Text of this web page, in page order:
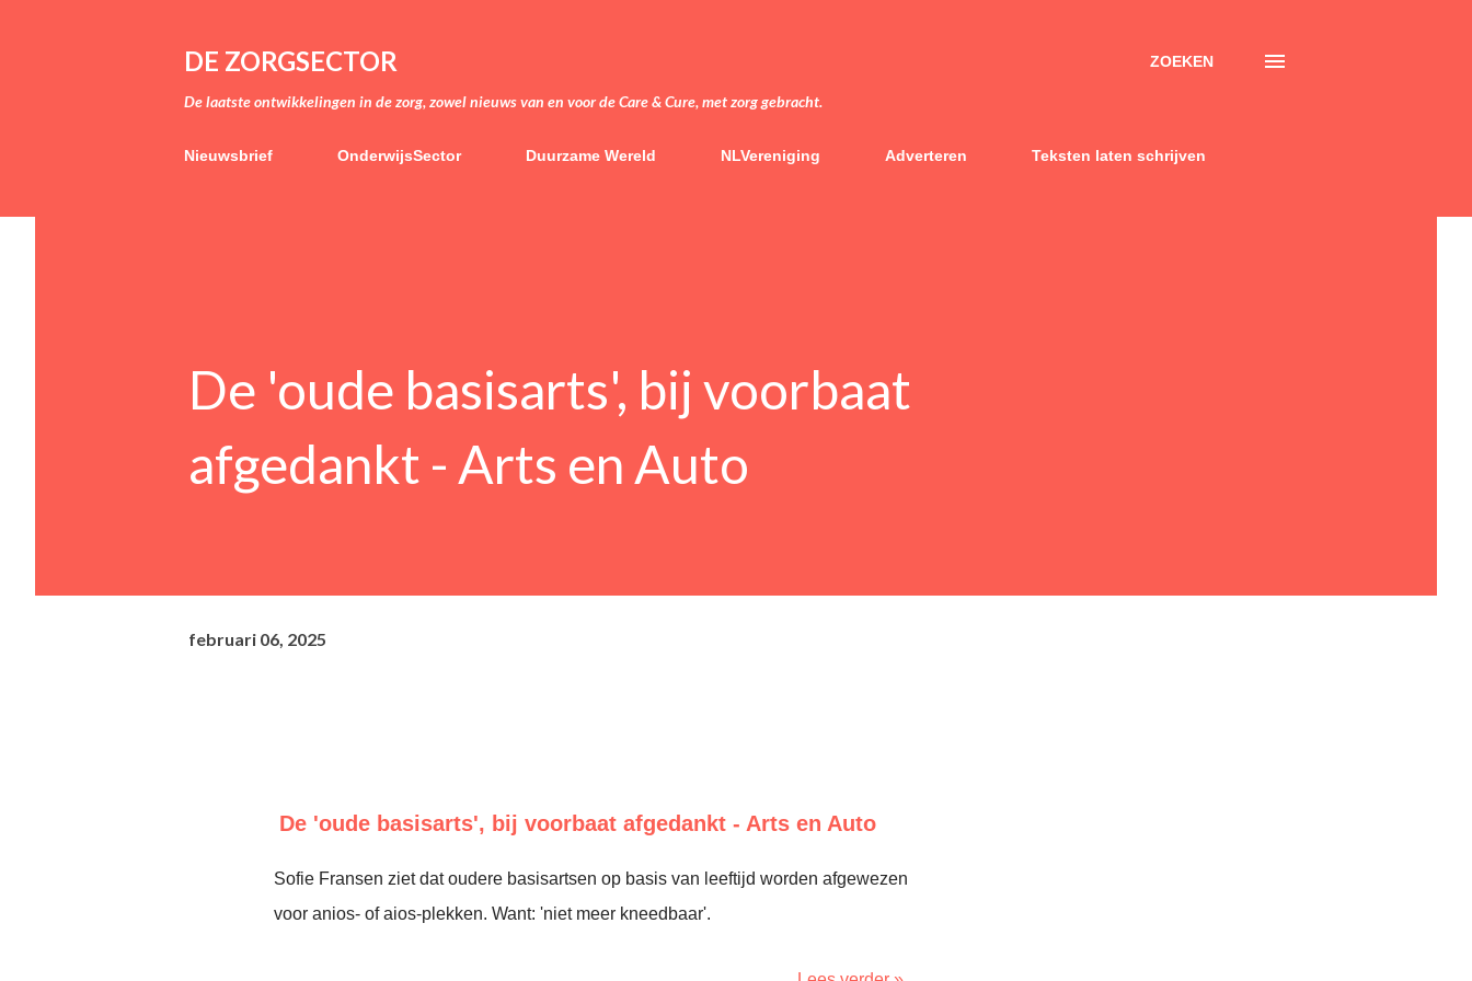
DE ZORGSECTOR
De laatste ontwikkelingen in de zorg, zowel nieuws van en voor de Care & Cure, met zorg gebracht.
ZOEKEN
Nieuwsbrief OnderwijsSector Duurzame Wereld NLVereniging Adverteren Teksten laten schrijven
De 'oude basisarts', bij voorbaat
afgedankt - Arts en Auto
februari 06, 2025
De 'oude basisarts', bij voorbaat afgedankt - Arts en Auto
Sofie Fransen ziet dat oudere basisartsen op basis van leeftijd worden afgewezen
voor anios- of aios-plekken. Want: 'niet meer kneedbaar'.